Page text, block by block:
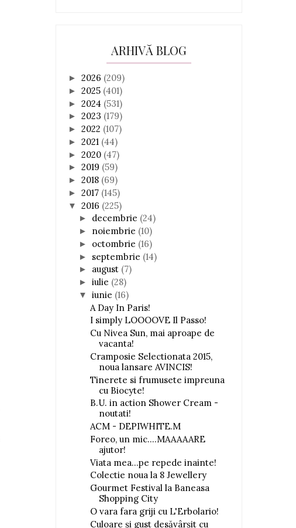
ARHIVĂ BLOG
► 2026 (209)
► 2025 (401)
► 2024 (531)
► 2023 (179)
► 2022 (107)
► 2021 (44)
► 2020 (47)
► 2019 (59)
► 2018 (69)
► 2017 (145)
▼ 2016 (225)
► decembrie (24)
► noiembrie (10)
► octombrie (16)
► septembrie (14)
► august (7)
► iulie (28)
▼ iunie (16)
A Day In Paris!
I simply LOOOOVE Il Passo!
Cu Nivea Sun, mai aproape de
vacanta!
Cramposie Selectionata 2015,
noua lansare AVINCIS!
Tinerete si frumusete impreuna
cu Biocyte!
B.U. in action Shower Cream -
noutati!
ACM - DEPIWHITE.M
Foreo, un mic....MAAAAARE
ajutor!
Viata mea...pe repede inainte!
Colectie noua la 8 Jewellery
Gourmet Festival la Baneasa
Shopping City
O vara fara griji cu L'Erbolario!
Culoare și gust desăvârșit cu